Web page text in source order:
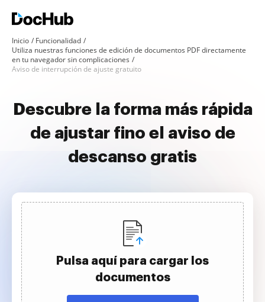
Inicio
Funcionalidad
Utiliza nuestras funciones de edición de documentos PDF directamente
en tu navegador sin complicaciones
Aviso de interrupción de ajuste gratuito
Descubre la forma más rápida
de ajustar fino el aviso de
descanso gratis
Pulsa aquí para cargar los
documentos